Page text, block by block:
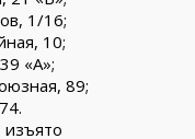
1/16;
10;
«А»;
89;